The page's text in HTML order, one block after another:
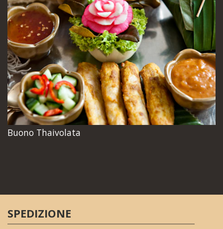
Buono Thaivolata
SPEDIZIONE